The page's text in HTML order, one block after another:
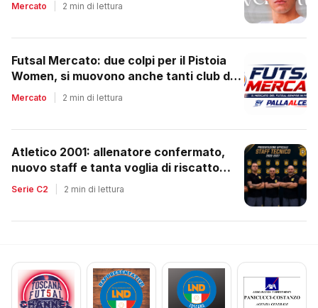
Mercato 2 min di lettura
Futsal Mercato: due colpi per il Pistoia
Women, si muovono anche tanti club del
regionale
Mercato 2 min di lettura
Atletico 2001: allenatore confermato,
nuovo staff e tanta voglia di riscatto
dopo la retrocessione
Serie C2 2 min di lettura